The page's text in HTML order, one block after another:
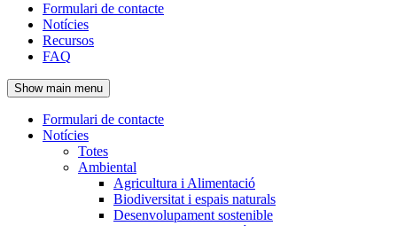
Navegació
principal
de
l'encapçalament
Formulari de contacte
Notícies
Recursos
FAQ
Show main menu
Navegació
principal
Formulari de contacte
Notícies
Totes
Ambiental
Agricultura i Alimentació
Biodiversitat i espais naturals
Desenvolupament sostenible